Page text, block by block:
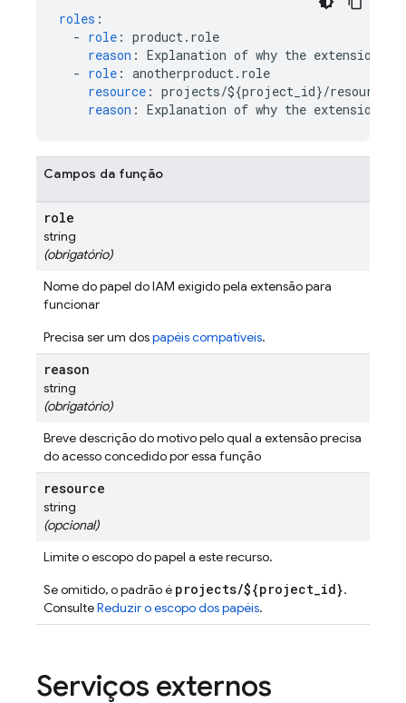
roles :
- role : product.role
reason : Explanation of why the extension
- role : anotherproduct.role
resource : projects/${project_id}/
reason : Explanation of why the extension
Campos da função
role
string
(obrigatório)
Nome do papel do IAM exigido pela extensão para
funcionar
Precisa ser um dospapéis compatíveis.
reason
string
(obrigatório)
Breve descrição do motivo pelo qual a extensão precisa
do acesso concedido por essa função
resource
string
(opcional)
Limite o escopo do papel a este recurso.
Se omitido, o padrão é projects/${project_id}.
ConsulteReduzir o escopo dos papéis.
Serviços externos